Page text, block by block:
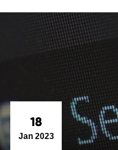
18
Jan 2023